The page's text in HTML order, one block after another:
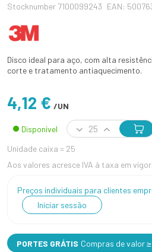
Stocknumber 7100099243 EAN:
Disco ideal para aço, com alta
corte e tratamento antiaquecimento.
4,12 € /UN
Disponível
Unidade caixa = 25
Aos valores acresce IVA à taxa em vigor.
Preços individuais para clientes
Iniciar sessão
PORTES GRÁTIS Compras de valor